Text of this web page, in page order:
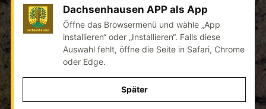
© 2024 Alle Rechte liegen bei der Ortsgemeinde
Dachsenhausen
Realisation: wedoyu.de
Dachsenhausen APP als App
Öffne das Browsermenü und wähle „App
installieren“ oder „Installieren“. Falls diese
Auswahl fehlt, öffne die Seite in Safari, Chrome
oder Edge.
Später